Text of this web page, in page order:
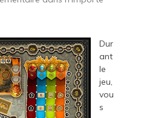
Dur
ant
le
jeu,
vou
s